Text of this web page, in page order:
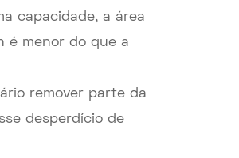
capacidade, a área
é menor do que a
remover parte da
desperdício de